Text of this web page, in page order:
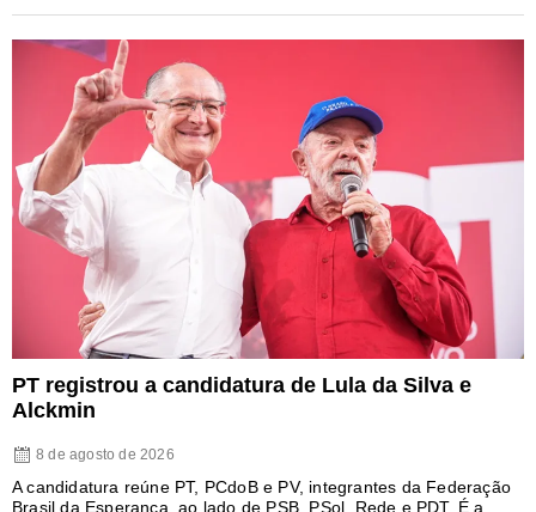
PT registrou a candidatura de Lula da Silva e
Alckmin
8 de agosto de 2026
A candidatura reúne PT, PCdoB e PV, integrantes da Federação
Brasil da Esperança, ao lado de PSB, PSol, Rede e PDT. É a